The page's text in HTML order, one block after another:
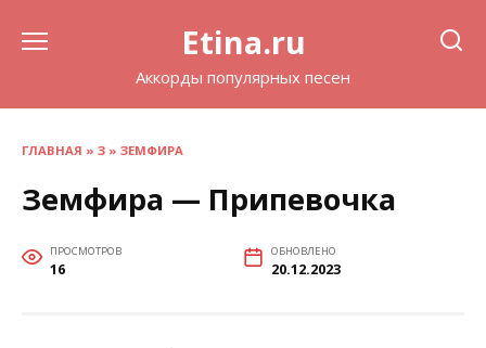
Etina.ru
Аккорды популярных песен
ГЛАВНАЯ » З » ЗЕМФИРА
Земфира — Припевочка
ПРОСМОТРОВ
16
ОБНОВЛЕНО
20.12.2023